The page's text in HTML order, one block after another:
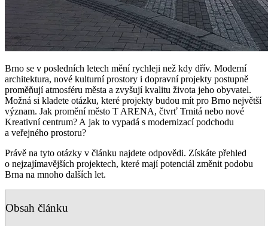
Brno se v posledních letech mění rychleji než kdy dřív. Moderní
architektura, nové kulturní prostory i dopravní projekty postupně
proměňují atmosféru města a zvyšují kvalitu života jeho obyvatel.
Možná si kladete otázku, které projekty budou mít pro Brno největší
význam. Jak promění město T ARENA, čtvrť Trnitá nebo nové
Kreativní centrum? A jak to vypadá s modernizací podchodu
a veřejného prostoru?
Právě na tyto otázky v článku najdete odpovědi. Získáte přehled
o nejzajímavějších projektech, které mají potenciál změnit podobu
Brna na mnoho dalších let.
Obsah článku